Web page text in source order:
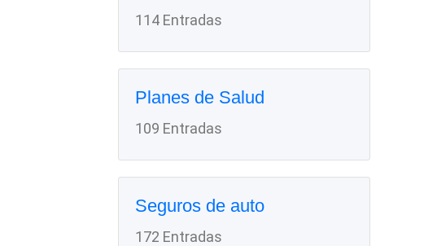
114 Entradas
Planes de Salud
109 Entradas
Seguros de auto
172 Entradas